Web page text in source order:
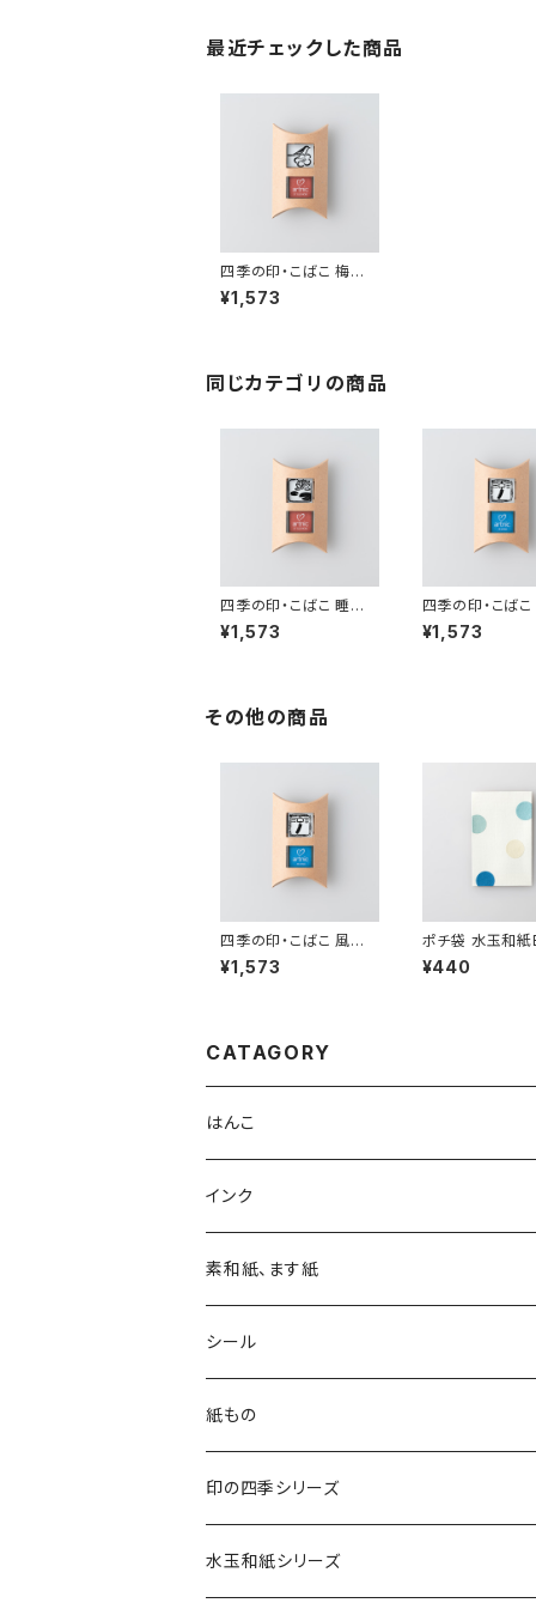
最近チェックした商品
四季の印・こばこ 梅に
鶯 KB-206
¥1,573
同じカテゴリの商品
四季の印・こばこ 睡蓮
KB-168
¥1,573
四季の印・こば
KB-130
¥1,573
その他の商品
四季の印・こばこ 風鈴
KB-130
¥1,573
ポチ袋 水玉和
B
¥440
CATAGORY
はんこ
四季の印
四季の印・こばこ
木印
文字印
インク
アートニックS
デリカータ
バーサカラー
素和紙、ます紙
シール
四季シール
紙もの
カード・はがき
カード
レターセット・便箋
印の四季シリーズ
四季の印
水玉和紙シリーズ